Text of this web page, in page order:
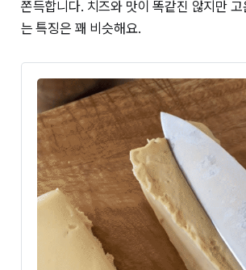
쫀득합니다. 치즈와 맛이 똑같진 않지만
는 특징은 꽤 비슷해요.